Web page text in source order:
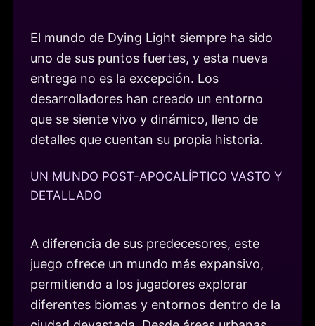
El mundo de Dying Light siempre ha sido
uno de sus puntos fuertes, y esta nueva
entrega no es la excepción. Los
desarrolladores han creado un entorno
que se siente vivo y dinámico, lleno de
detalles que cuentan su propia historia.
UN MUNDO POST-APOCALÍPTICO VASTO Y
DETALLADO
A diferencia de sus predecesores, este
juego ofrece un mundo más expansivo,
permitiendo a los jugadores explorar
diferentes biomas y entornos dentro de la